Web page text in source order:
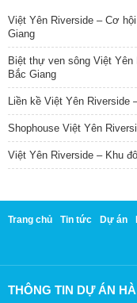
Việt Yên Riverside – Cơ
Giang
Biệt thự ven sông Việt
Bắc Giang
Liền kề Việt Yên Riverside
Shophouse Việt Yên
Việt Yên Riverside – Khu
Trang chủ Tin tức Dự án
THÔNG TIN DỰ ÁN